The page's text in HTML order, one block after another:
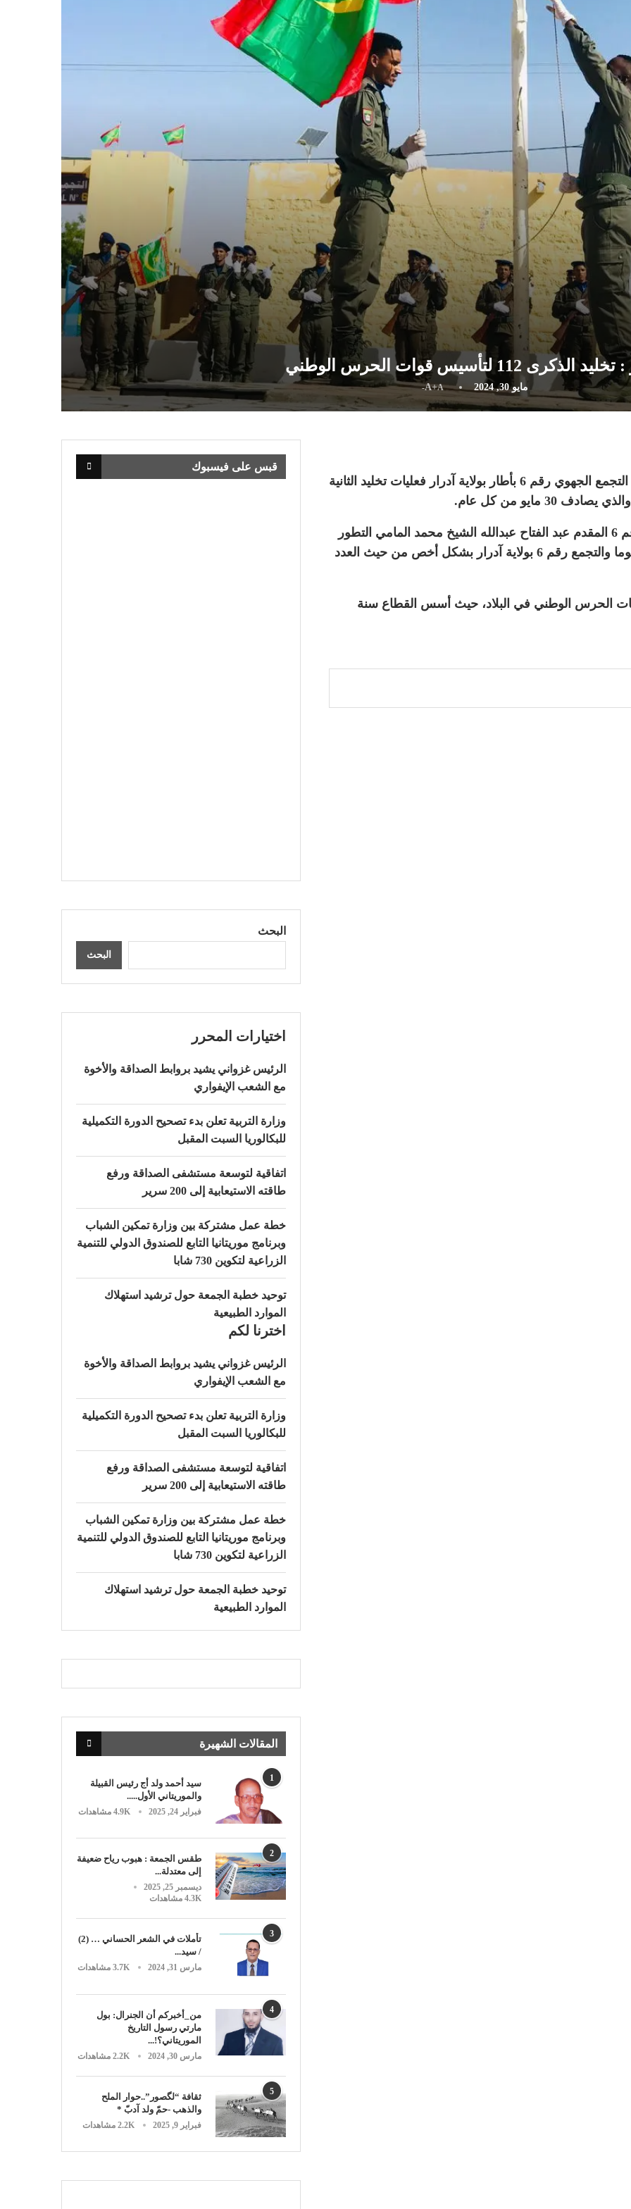
112 لتأسيس قوات الحرس الوطني
مايو 30, 2024 A+A-
خلدت قوات الحرس الوطني اليوم الخميس بمباني التجمع الجهوي رقم 6 بأطار بولاية آدرار فعليات تخليد الثانية
مايو من كل عام.
وفي كلمة له بالمناسبة أبرز قائد التجمع الجهوي رقم 6 المقدم عبد الفتاح عبدالله الشيخ محمد المامي التطور
الكبير الذي عرفه قطاع الحرس الوطني بشكل عموما والتجمع رقم 6 بولاية آدرار بشكل أخص من حيث العدد
بأطار أحد أقدم تجمعات الحرس الوطني في البلاد، حيث أسس القطاع سنة
قبس على فيسبوك
البحث
البحث
اختيارات المحرر
الرئيس غزواني يشيد بروابط الصداقة والأخوة
مع الشعب الإيفواري
وزارة التربية تعلن بدء تصحيح الدورة التكميلية
للبكالوريا السبت المقبل
اتفاقية لتوسعة مستشفى الصداقة ورفع
طاقته الاستيعابية إلى 200 سرير
خطة عمل مشتركة بين وزارة تمكين الشباب
وبرنامج موريتانيا التابع للصندوق الدولي للتنمية
الزراعية لتكوين 730 شابا
توحيد خطبة الجمعة حول ترشيد استهلاك
الموارد الطبيعية
اخترنا لكم
الرئيس غزواني يشيد بروابط الصداقة والأخوة
مع الشعب الإيفواري
وزارة التربية تعلن بدء تصحيح الدورة التكميلية
للبكالوريا السبت المقبل
اتفاقية لتوسعة مستشفى الصداقة ورفع
طاقته الاستيعابية إلى 200 سرير
خطة عمل مشتركة بين وزارة تمكين الشباب
وبرنامج موريتانيا التابع للصندوق الدولي للتنمية
الزراعية لتكوين 730 شابا
توحيد خطبة الجمعة حول ترشيد استهلاك
الموارد الطبيعية
المقالات الشهيرة
1
سيد أحمد ولد أج رئيس القبيلة
والموريتاني الأول.....
فبراير 24, 2025 4.9K مشاهدات
2
طقس الجمعة : هبوب رياح ضعيفة
إلى معتدلة...
ديسمبر 25, 2025
4.3K مشاهدات
3
تأملات في الشعر الحساني … (2)
/ سيد...
مارس 31, 2024 3.7K مشاهدات
4
من_أخبركم أن الجنرال: بول
مارتي رسول التاريخ
الموريتاني؟!...
مارس 30, 2024 2.2K مشاهدات
5
ثقافة “لگصور”..حوار الملح
والذهب -حمّ ولد آدبّ *
فبراير 9, 2025 2.2K مشاهدات